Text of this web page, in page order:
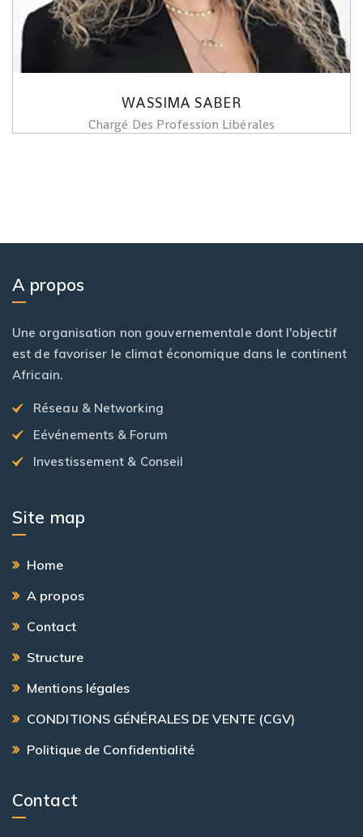
WASSIMA SABER
Chargé Des Profession Libérales
A propos
Une organisation non gouvernementale dont l'objectif
est de favoriser le climat économique dans le continent
Africain.
Réseau & Networking
Eévénements & Forum
Investissement & Conseil
Site map
Home
A propos
Contact
Structure
Mentions légales
CONDITIONS GÉNÉRALES DE VENTE (CGV)
Politique de Confidentialité
Contact